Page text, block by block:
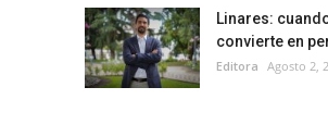
Linares:
convierte en
Editora Agosto 2,